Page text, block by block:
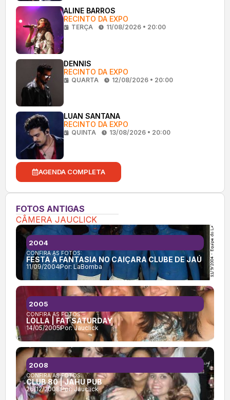
ALINE BARROS
RECINTO DA EXPO
TERÇA 11/08/2026 • 20:00
DENNIS
RECINTO DA EXPO
QUARTA 12/08/2026 • 20:00
LUAN SANTANA
RECINTO DA EXPO
QUINTA 13/08/2026 • 20:00
AGENDA COMPLETA
FOTOS ANTIGAS
CÂMERA JAUCLICK
CONFIRA AS FOTOS:
FESTA À FANTASIA NO CAIÇARA CLUBE DE JAÚ
11/09/2004Por: LaBomba
2004
CONFIRA AS FOTOS:
LOLLA | FAT SATURDAY
14/05/2005Por:Jauclick
2005
CONFIRA AS FOTOS:
CLUB 80 | JAHU PUB
26/12/2008Por: Jauclick
2008